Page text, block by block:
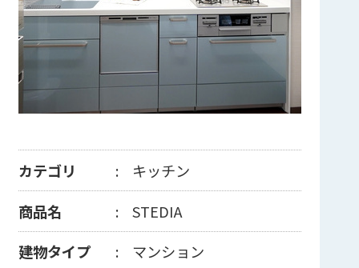
カテゴリ
キッチン
商品名
STEDIA
建物タイプ
マンション